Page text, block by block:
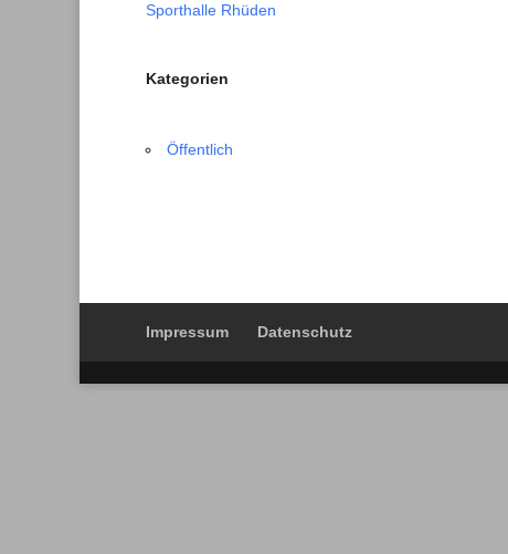
Sporthalle Rhüden
Kategorien
Öffentlich
Impressum Datenschutz